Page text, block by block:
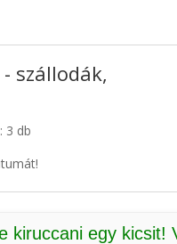
szállodák,
3 db
kiruccani egy kicsit!